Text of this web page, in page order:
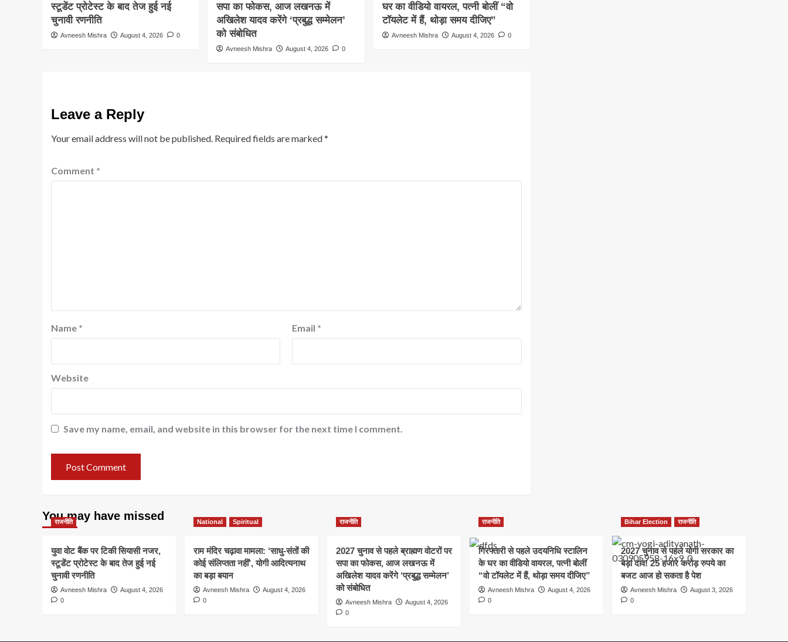
स्टूडेंट प्रोटेस्ट के बाद तेज हुई नई
चुनावी रणनीति
Avneesh Mishra August 4, 2026 0
सपा का फोकस, आज लखनऊ में
अखिलेश यादव करेंगे ‘प्रबुद्ध सम्मेलन’
को संबोधित
Avneesh Mishra August 4, 2026 0
घर का वीडियो वायरल, पत्नी बोलीं “वो
टॉयलेट में हैं, थोड़ा समय दीजिए”
Avneesh Mishra August 4, 2026 0
Leave a Reply
Your email address will not be published. Required fields are marked*
Comment *
Name * Email *
Website
Save my name, email, and website in this browser for the next time I comment.
You may have missed
राजनीति
युवा वोट बैंक पर टिकी सियासी नजर,
स्टूडेंट प्रोटेस्ट के बाद तेज हुई नई
चुनावी रणनीति
Avneesh Mishra
August 4, 2026
0
National Spiritual
राम मंदिर चढ़ावा मामला: ‘साधु-संतों की
कोई संलिप्तता नहीं’, योगी आदित्यनाथ
का बड़ा बयान
Avneesh Mishra
August 4, 2026
0
राजनीति
2027 चुनाव से पहले ब्राह्मण वोटरों पर
सपा का फोकस, आज लखनऊ में
अखिलेश यादव करेंगे ‘प्रबुद्ध सम्मेलन’
को संबोधित
Avneesh Mishra
August 4, 2026
0
राजनीति
गिरफ्तारी से पहले उदयनिधि स्टालिन
के घर का वीडियो वायरल, पत्नी बोलीं
“वो टॉयलेट में हैं, थोड़ा समय दीजिए”
Avneesh Mishra
August 4, 2026
0
Bihar Election राजनीति
2027 चुनाव से पहले योगी सरकार का
बड़ा दांव! 25 हजार करोड़ रुपये का
बजट आज हो सकता है पेश
Avneesh Mishra
August 3, 2026
0